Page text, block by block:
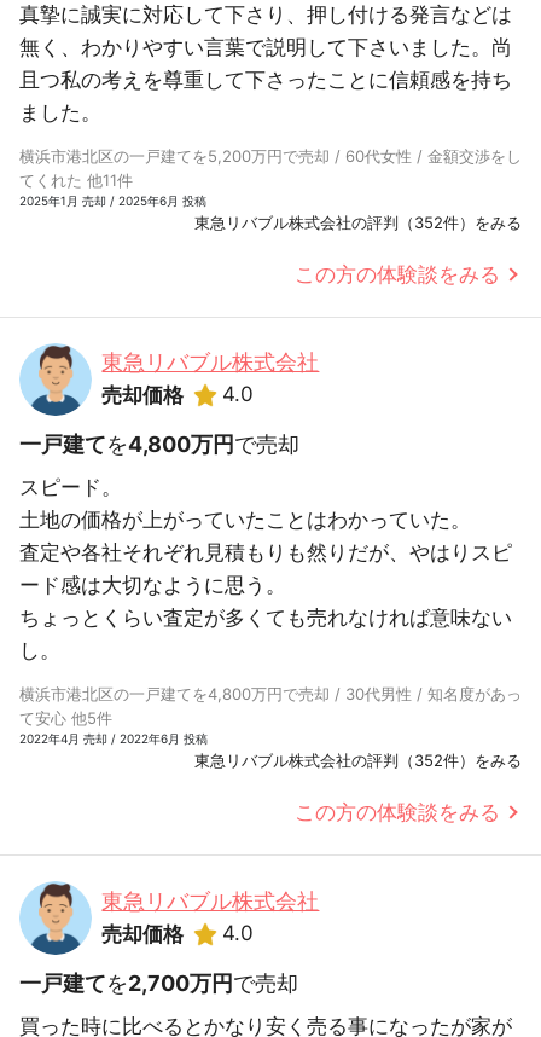
真摯に誠実に対応して下さり、押し付ける発言などは
無く、わかりやすい言葉で説明して下さいました。尚
且つ私の考えを尊重して下さったことに信頼感を持ち
ました。
横浜市港北区の一戸建てを5,200万円で売却 / 60代女性 / 金額交渉をし
てくれた 他11件
2025年1月 売却 / 2025年6月 投稿
東急リバブル株式会社の評判（352件）をみる
この方の体験談をみる
東急リバブル株式会社
売却価格 4.0
一戸建てを4,800万円で売却
スピード。
土地の価格が上がっていたことはわかっていた。
査定や各社それぞれ見積もりも然りだが、やはりスピ
ード感は大切なように思う。
ちょっとくらい査定が多くても売れなければ意味ない
し。
横浜市港北区の一戸建てを4,800万円で売却 / 30代男性 / 知名度があっ
て安心 他5件
2022年4月 売却 / 2022年6月 投稿
東急リバブル株式会社の評判（352件）をみる
この方の体験談をみる
東急リバブル株式会社
売却価格 4.0
一戸建てを2,700万円で売却
買った時に比べるとかなり安く売る事になったが家が